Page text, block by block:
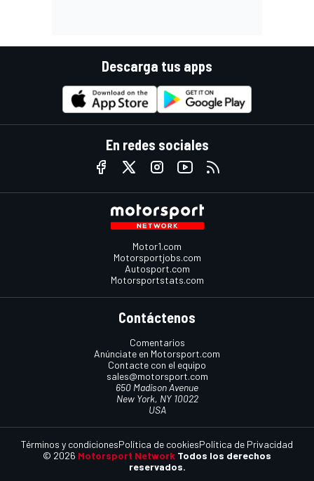
Descarga tus apps
En redes sociales
Motor1.com
Motorsportjobs.com
Autosport.com
Motorsportstats.com
Contáctenos
Comentarios
Anúnciate en Motorsport.com
Contacte con el equipo
sales@motorsport.com
650 Madison Avenue
New York, NY 10022
USA
© 2026 Motorsport Network Todos los derechos
reservados.
Términos y condicionesPolítica de cookiesPolítica de Privacidad